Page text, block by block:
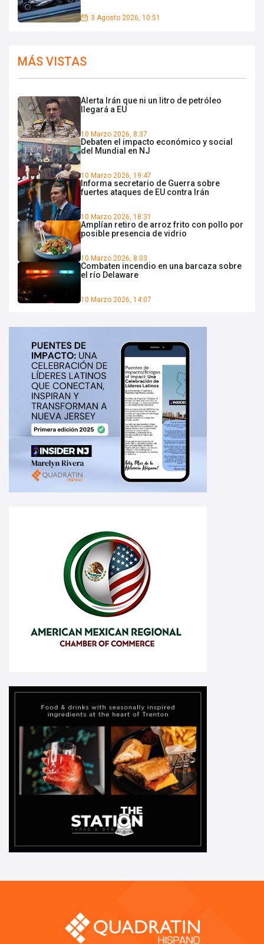
3 Agosto 2026, 10:51
MÁS VISTAS
Alerta Irán que ni un litro de petróleo
llegará a EU
10 Marzo 2026, 8:37
Debaten el impacto económico y social
del Mundial en NJ
10 Marzo 2026, 19:47
Informa secretario de Guerra sobre
fuertes ataques de EU contra Irán
10 Marzo 2026, 18:31
Amplían retiro de arroz frito con pollo por
posible presencia de vidrio
10 Marzo 2026, 8:03
Combaten incendio en una barcaza sobre
el río Delaware
10 Marzo 2026, 14:07